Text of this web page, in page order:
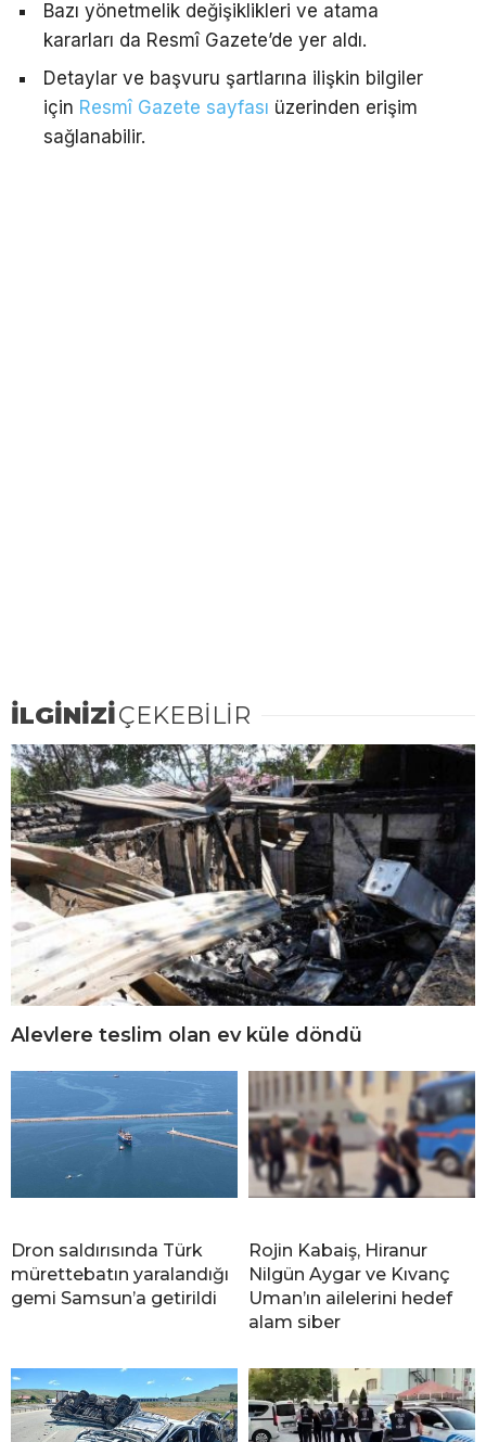
Bazı yönetmelik değişiklikleri ve atama
kararları da Resmî Gazete’de yer aldı.
Detaylar ve başvuru şartlarına ilişkin bilgiler
için Resmî Gazete sayfası üzerinden erişim
sağlanabilir.
İLGİNİZİÇEKEBİLİR
Alevlere teslim olan ev küle döndü
Dron saldırısında Türk
mürettebatın yaralandığı
gemi Samsun’a getirildi
Rojin Kabaiş, Hiranur
Nilgün Aygar ve Kıvanç
Uman’ın ailelerini hedef
alam siber